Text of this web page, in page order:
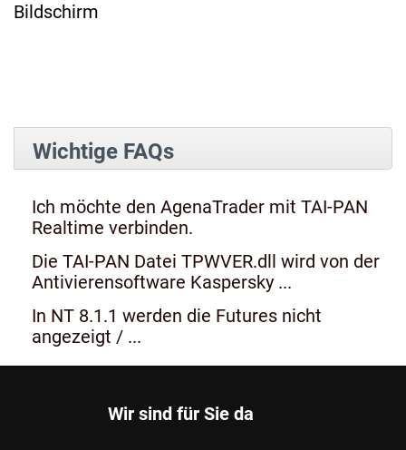
Bildschirm
Wichtige FAQs
Ich möchte den AgenaTrader mit TAI-PAN
Realtime verbinden.
Die TAI-PAN Datei TPWVER.dll wird von der
Antivierensoftware Kaspersky ...
In NT 8.1.1 werden die Futures nicht
angezeigt / ...
Wir sind für Sie da